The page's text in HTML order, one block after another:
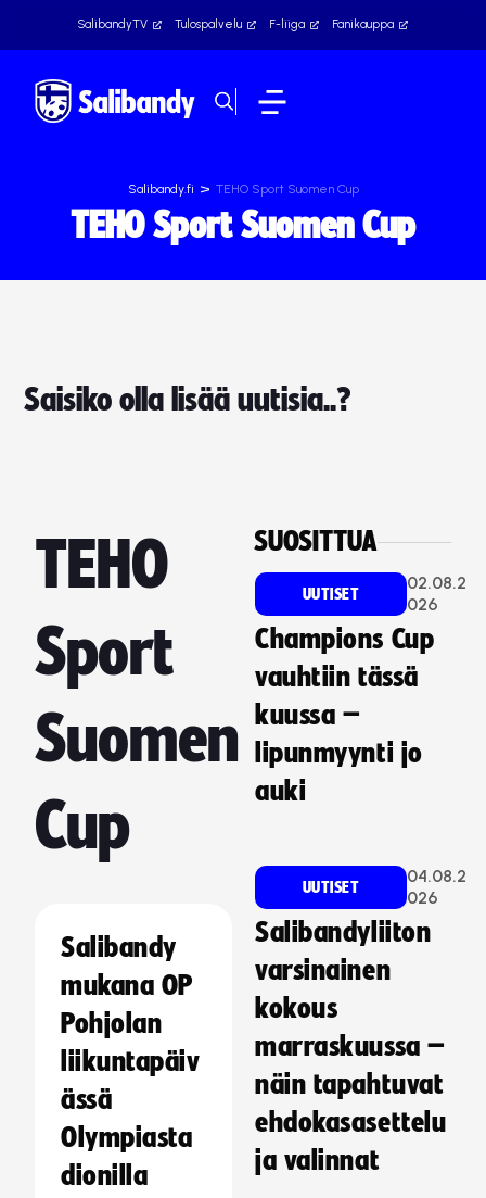
SalibandyTV Tulospalvelu F-liiga Fanikauppa
Salibandy.fi > TEHO Sport Suomen Cup
TEHO Sport Suomen Cup
Saisiko olla lisää uutisia..?
TEHO
Sport
Suomen
Cup
Salibandy
mukana OP
Pohjolan
liikuntapäiv
ässä
Olympiasta
dionilla
SUOSITTUA
UUTISET
02.08.2
026
Champions Cup
vauhtiin tässä
kuussa –
lipunmyynti jo
auki
UUTISET
04.08.2
026
Salibandyliiton
varsinainen
kokous
marraskuussa –
näin tapahtuvat
ehdokasasettelu
ja valinnat